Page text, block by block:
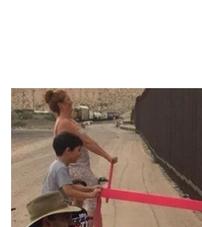
На границе США и Мексики
– в Мексике. Таким образом,
Фрателло и архитектуры
Возведение стены на границе
Дональда Трампа. Политик
защищать граждан США от
мексиканское правительство.